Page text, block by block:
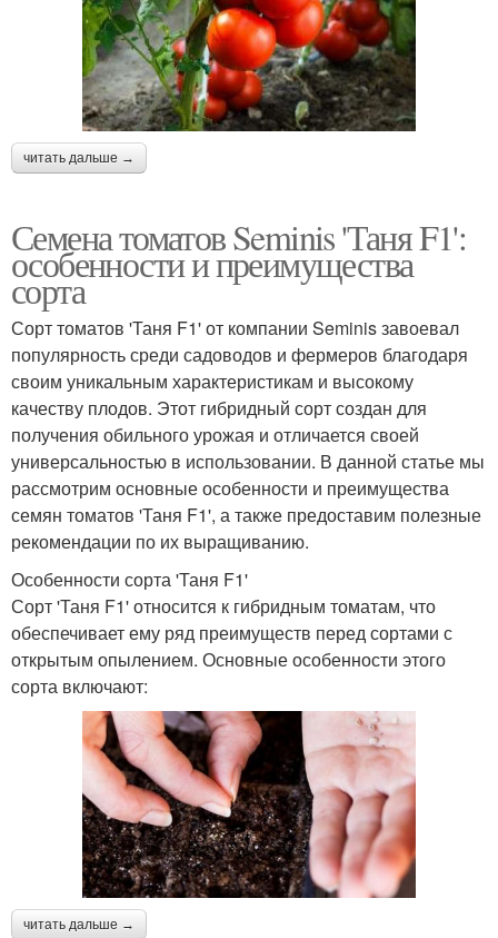
читать дальше →
Семена томатов Seminis 'Таня F1':
особенности и преимущества
сорта
Сорт томатов 'Таня F1' от компании Seminis завоевал
популярность среди садоводов и фермеров благодаря
своим уникальным характеристикам и высокому
качеству плодов. Этот гибридный сорт создан для
получения обильного урожая и отличается своей
универсальностью в использовании. В данной статье мы
рассмотрим основные особенности и преимущества
семян томатов 'Таня F1', а также предоставим полезные
рекомендации по их выращиванию.
Особенности сорта 'Таня F1'
Сорт 'Таня F1' относится к гибридным томатам, что
обеспечивает ему ряд преимуществ перед сортами с
открытым опылением. Основные особенности этого
сорта включают:
читать дальше →